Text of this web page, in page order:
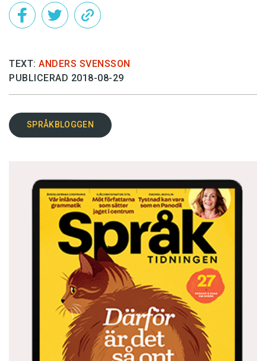
TEXT: ANDERS SVENSSON
PUBLICERAD 2018-08-29
SPRÅKBLOGGEN